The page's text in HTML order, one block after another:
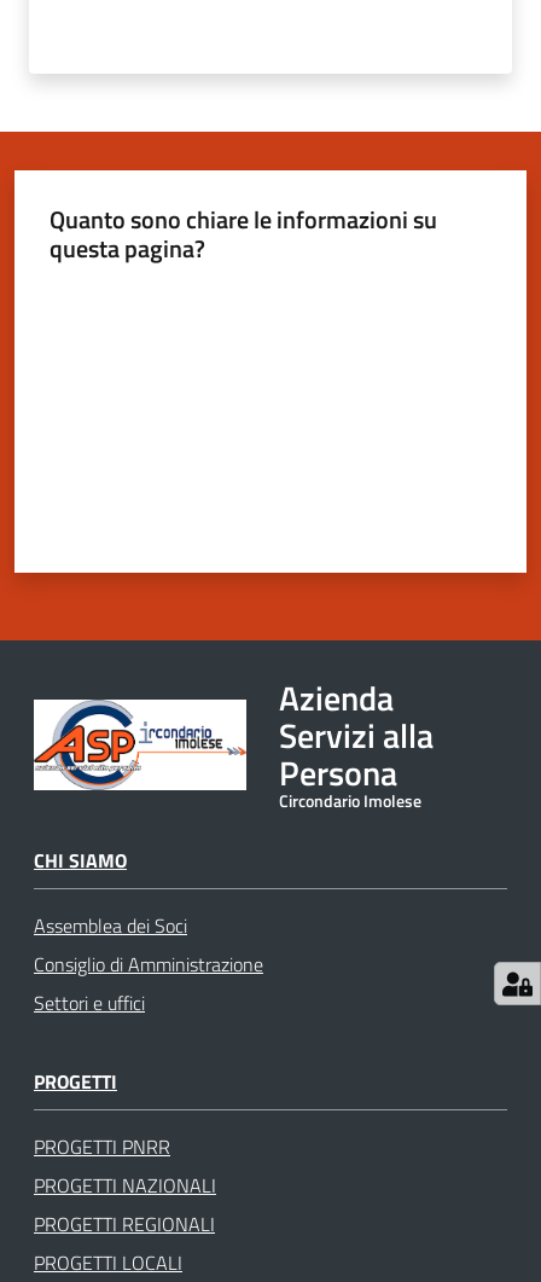
e
dati
Sostieni
l'ASP
Quanto sono chiare le informazioni su
questa pagina?
Azienda
Servizi alla
Persona
Circondario Imolese
CHI SIAMO
Assemblea dei Soci
Consiglio di Amministrazione
Settori e uffici
PROGETTI
PROGETTI PNRR
PROGETTI NAZIONALI
PROGETTI REGIONALI
PROGETTI LOCALI